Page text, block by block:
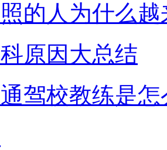
的人为什么越
原因大总结
驾校教练是怎